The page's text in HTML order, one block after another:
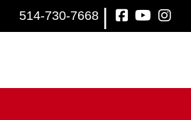
514-730-7668 |